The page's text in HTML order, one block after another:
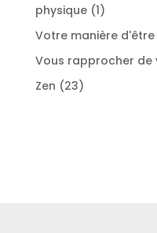
physique 11
produit
Votre manière
Vous rapprocher de
Zen 2323